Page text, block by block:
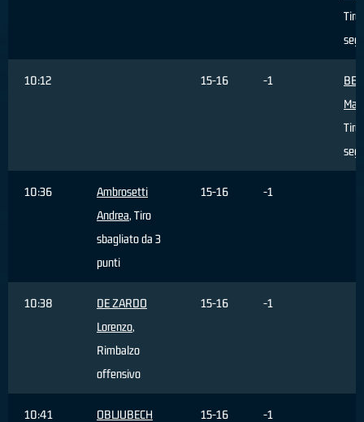
Tiro
10:12 15-16 -1
Tiro
10:36
Ambrosetti
Andrea, Tiro
sbagliato da 3
punti
15-16 -1
10:38
DE ZARDO
Lorenzo,
Rimbalzo
offensivo
15-16 -1
10:41
OBLJUBECH
15-16 -1